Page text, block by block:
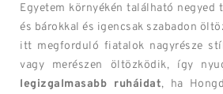
Egyetem környékén található negyed
és bárokkal és igencsak szabadon
itt megforduló fiatalok nagyrésze
vagy merészen öltözködik, így
legizgalmasabb ruháidat, ha